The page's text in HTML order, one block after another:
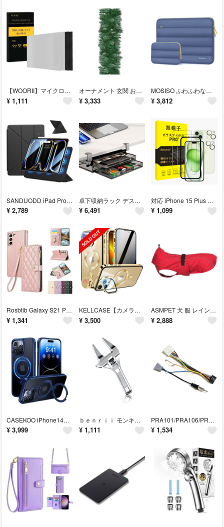
【WOORII】マイクロファイバー クリーニングクロス キーボードカバークロス
¥ 1,111
オーナメント 玄関 おしゃれ ドア 雪化粧・2.7M・220枝 壁 装飾籐 飾り
¥ 3,333
MOSISO ふわふわなラップトップスリーブケース 対応機種 MacBook P
¥ 3,812
SANDUODD iPad Pro 11インチ ケース M4 (2024・第5世
¥ 2,789
卓下収納ラック デスク下引き出し 後付け引き出し スライド式 引き出し 穴あけ不
¥ 6,491
対応 iPhone 15 Plus ガラスフィルム ガイド枠付き 【2枚強化ガラ
¥ 1,099
Rosbtib Galaxy S21 Plus ケース 手帳型 財布型 カバー
¥ 1,341
KELLCASE【カメラレンズ保護・スタンド+覗き見防止+MagSafe対応 】
¥ 3,500
ASMPET 犬 服 レインコート ポンチョ 軽量 犬 レインコート Lサイズ
¥ 2,888
CASEKOO iPhone14ProMax 用 ケース クリア 米軍MIL規格
¥ 3,999
ｂｅｎｒｉｉ モンキーレンチ ワイド 水栓レンチ 大開口 パイプレンチ 調整範囲
¥ 1,111
PRA101/PRA106/PRA107用のニッサン/日産/NISSAN専用変換
¥ 1,534